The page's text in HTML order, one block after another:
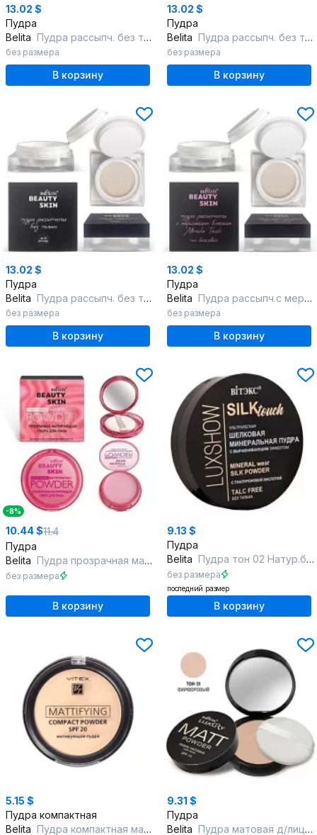
13.02 $
Пудра
Belita Пудра рассыпч. без талька, тон 102 banana, "Beauty Skin", страна проис
без размера
В корзину
13.02 $
Пудра
Belita Пудра рассыпч. без талька, тон 100 прозрачный, "Beauty Skin, страна пр
без размера
В корзину
13.02 $
Пудра
Belita Пудра рассыпч. без талька, тон 101 pink beige, "Beauty Skin, страна пр
без размера
В корзину
13.02 $
Пудра
Belita Пудра рассыпч.с мерц. блеском Miracle Touch, тон бежевый, "Beauty Skin
без размера
В корзину
-8%
10.44 $11.4
Пудра
Belita Пудра прозрачная матирующая для лица,"Beauty Skin", страна происх.- Ки
без размера
В корзину
9.13 $
Пудра
Belita Пудра тон 02 Натур.бежевый LUXSHOW ШЕЛКОВАЯ МИНЕРАЛЬНАЯ д/лица ультрал
без размера
последний размер
В корзину
5.15 $
Пудра компактная
Belita Пудра компактная матирующая тон 03 д/лица Mattifying SPF20
9.31 $
Пудра
Belita Пудра матовая д/лица SPF 15 тон 01 фарфоровый, линия LUXURY, Польша